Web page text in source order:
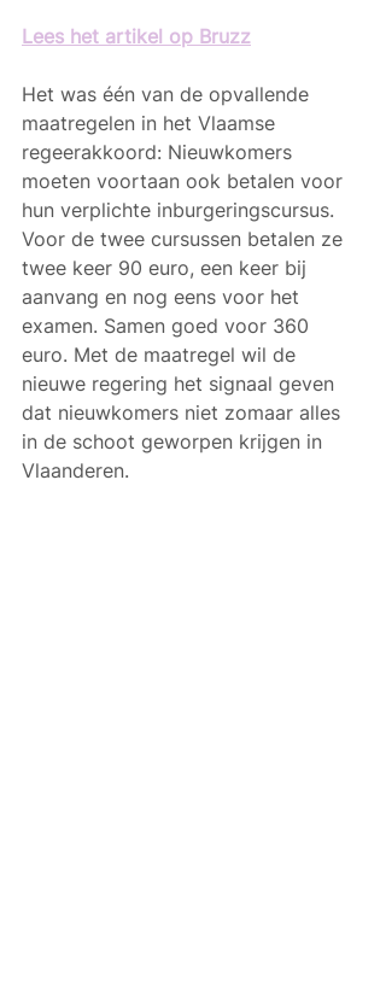
Lees het artikel op Bruzz
Het was één van de opvallende
maatregelen in het Vlaamse
regeerakkoord: Nieuwkomers
moeten voortaan ook betalen voor
hun verplichte inburgeringscursus.
Voor de twee cursussen betalen ze
twee keer 90 euro, een keer bij
aanvang en nog eens voor het
examen. Samen goed voor 360
euro. Met de maatregel wil de
nieuwe regering het signaal geven
dat nieuwkomers niet zomaar alles
in de schoot geworpen krijgen in
Vlaanderen.